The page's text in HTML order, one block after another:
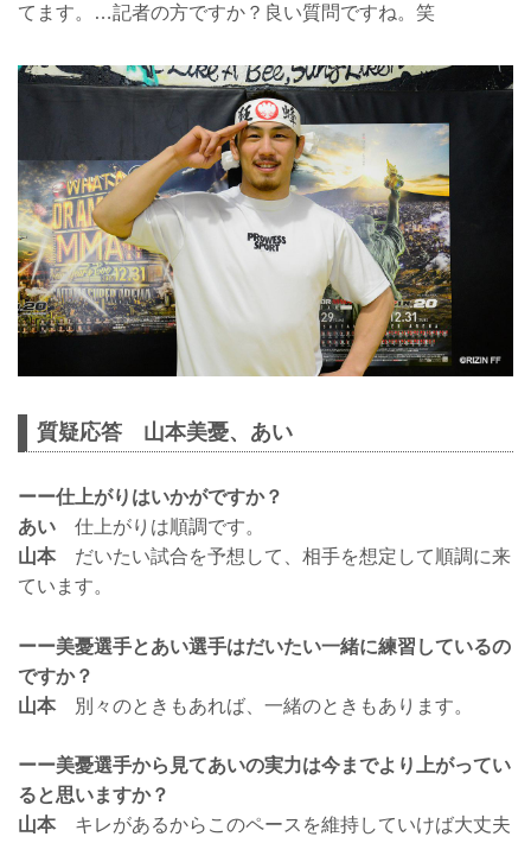
てます。…記者の方ですか？良い質問ですね。笑
質疑応答 山本美憂、あい
ーー仕上がりはいかがですか？
あい 仕上がりは順調です。
山本だいたい試合を予想して、相手を想定して順調に来
ています。
ーー美憂選手とあい選手はだいたい一緒に練習しているの
ですか？
山本別々のときもあれば、一緒のときもあります。
ーー美憂選手から見てあいの実力は今までより上がってい
ると思いますか？
山本キレがあるからこのペースを維持していけば大丈夫